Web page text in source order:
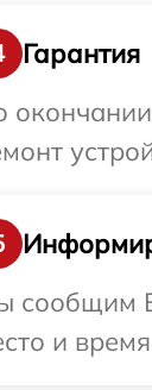
Гарантия
сообщим
и